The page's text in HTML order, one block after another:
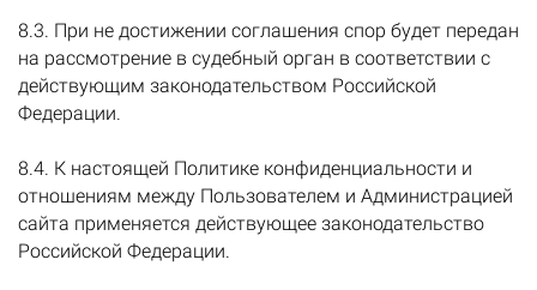
8.3. При не достижении соглашения спор будет передан
на рассмотрение в судебный орган в соответствии с
действующим законодательством Российской
Федерации.
8.4. К настоящей Политике конфиденциальности и
отношениям между Пользователем и Администрацией
сайта применяется действующее законодательство
Российской Федерации.